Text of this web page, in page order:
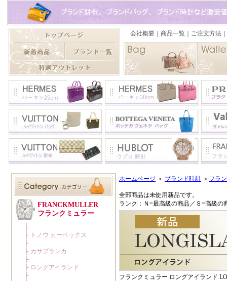
ホームページ ＞ ブランド時計 ＞ フラ
全部商品は未使用新品です。
ランク：Ｎ=最高級の商品／Ｓ=高級の
フランクミュラー ロングアイランド